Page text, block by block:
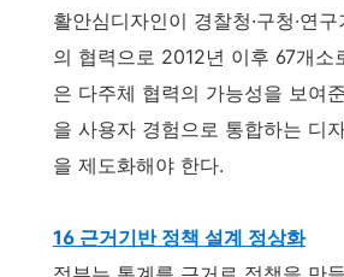
활안심디자인이 경찰청·구청·연구
의 협력으로 2012년 이후 67개소
은 다주체 협력의 가능성을 보여
을 사용자 경험으로 통합하는 디
을 제도화해야 한다.
16 근거기반 정책 설계 정상화